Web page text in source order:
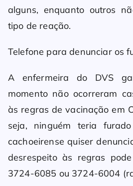
alguns, enquanto outros
tipo de reação.
Telefone para denunciar os
A enfermeira do DVS
momento não ocorreram
às regras de vacinação em
seja, ninguém teria
cachoeirense quiser
desrespeito às regras
3724-6085 ou 3724-6004